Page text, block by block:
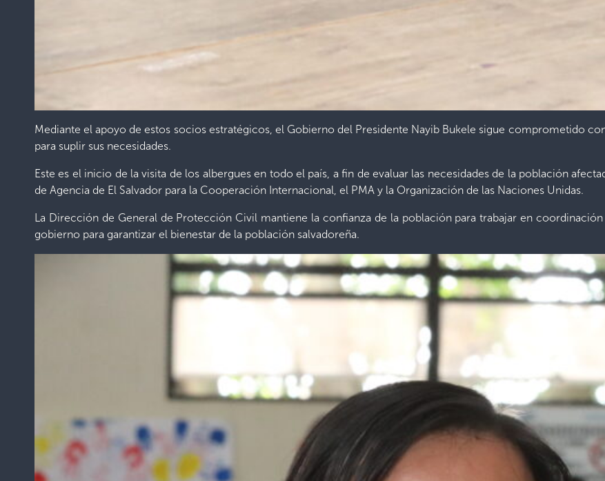
Mediante el apoyo de estos socios estratégicos, el Gobierno del Presidente Nayib Bukele sigue comprometido
para suplir sus necesidades.
Este es el inicio de la visita de los albergues en todo el país, a fin de evaluar las necesidades de la población
de Agencia de El Salvador para la Cooperación Internacional, el PMA y la Organización de las Naciones Unidas.
La Dirección de General de Protección Civil mantiene la confianza de la población para trabajar en
gobierno para garantizar el bienestar de la población salvadoreña.